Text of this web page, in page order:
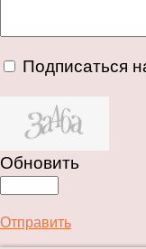
Подписаться
Обновить
Отправить